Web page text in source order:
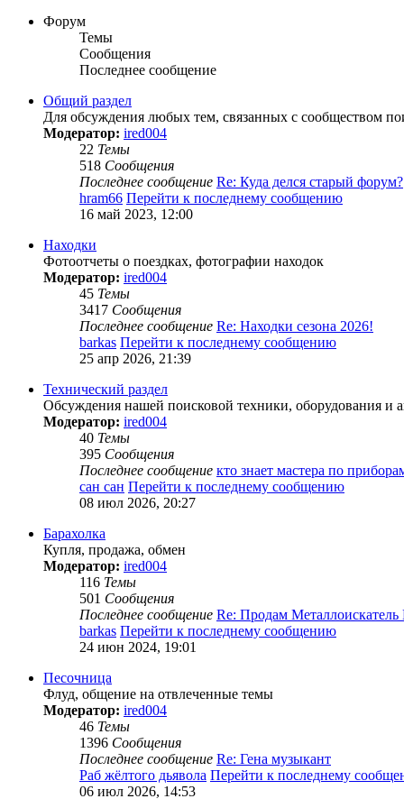
Форум
Темы
Сообщения
Последнее сообщение
Общий раздел
Для обсуждения любых тем, связанных с сообществом
Модератор: ired004
22 Темы
518 Сообщения
Последнее сообщение Re: Куда делся старый форум?
hram66 Перейти к последнему сообщению
16 май 2023, 12:00
Находки
Фотоотчеты о поездках, фотографии находок
Модератор: ired004
45 Темы
3417 Сообщения
Последнее сообщение Re: Находки сезона 2026!
barkas Перейти к последнему сообщению
25 апр 2026, 21:39
Технический раздел
Обсуждения нашей поисковой техники, оборудования и
Модератор: ired004
40 Темы
395 Сообщения
Последнее сообщение кто знает мастера по
сан сан Перейти к последнему сообщению
08 июл 2026, 20:27
Барахолка
Купля, продажа, обмен
Модератор: ired004
116 Темы
501 Сообщения
Последнее сообщение Re: Продам
barkas Перейти к последнему сообщению
24 июн 2024, 19:01
Песочница
Флуд, общение на отвлеченные темы
Модератор: ired004
46 Темы
1396 Сообщения
Последнее сообщение Re: Гена музыкант
Раб жёлтого дьявола Перейти к последнему
06 июл 2026, 14:53